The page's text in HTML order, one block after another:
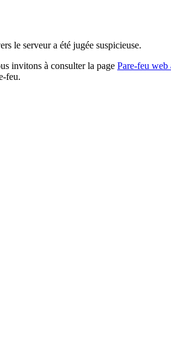
le serveur a été jugée suspicieuse.
invitons à consulter la page Pare-feu web
feu.